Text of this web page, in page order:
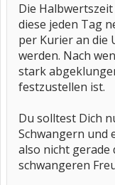
Die
diese jeden Tag
per Kurier an die
werden. Nach
stark
festzustellen ist.
Du solltest Dich
Schwangern und
also nicht gerade
schwangeren